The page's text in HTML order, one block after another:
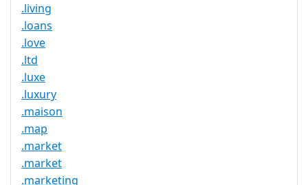
.living
.loans
.love
.ltd
.luxe
.luxury
.maison
.map
.market
.market
.marketing